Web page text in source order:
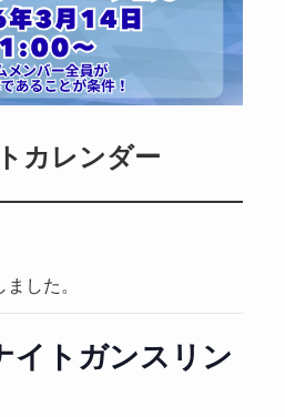
カレンダー
した。
イトガンスリン